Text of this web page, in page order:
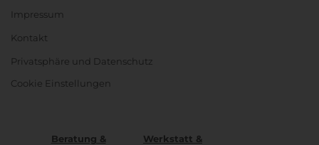
Impressum
Kontakt
Privatsphäre und Datenschutz
Cookie Einstellungen
Beratung &
Werkstatt &